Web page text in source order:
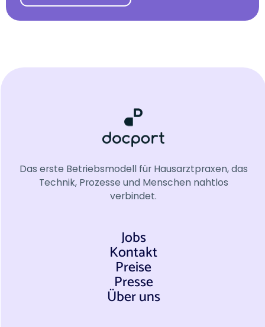
Das erste Betriebsmodell für Hausarztpraxen, das
Technik, Prozesse und Menschen nahtlos
verbindet.
Jobs
Kontakt
Preise
Presse
Über uns